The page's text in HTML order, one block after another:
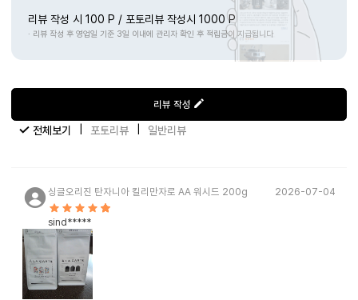
리뷰 작성 시 100 P / 포토리뷰 작성시 1000 P
· 리뷰 작성 후 영업일 기준 3일 이내에 관리자 확인 후 적립금이 지급됩니다
전체보기 포토리뷰 일반리뷰
리뷰 작성
싱글오리진 탄자니아 킬리만자로 AA 워시드 200g
sind*****
2026-07-04